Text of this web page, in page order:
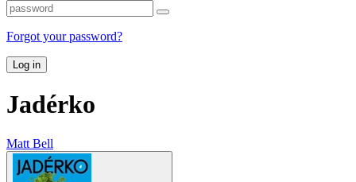
Forgot your password?
Log in
Jadérko
Matt Bell